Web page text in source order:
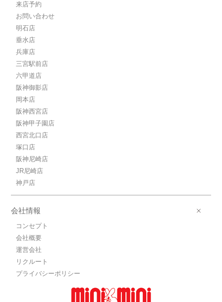
来店予約
お問い合わせ
明石店
垂水店
兵庫店
三宮駅前店
六甲道店
阪神御影店
岡本店
阪神西宮店
阪神甲子園店
西宮北口店
塚口店
阪神尼崎店
JR尼崎店
神戸店
会社情報
コンセプト
会社概要
運営会社
リクルート
プライバシーポリシー